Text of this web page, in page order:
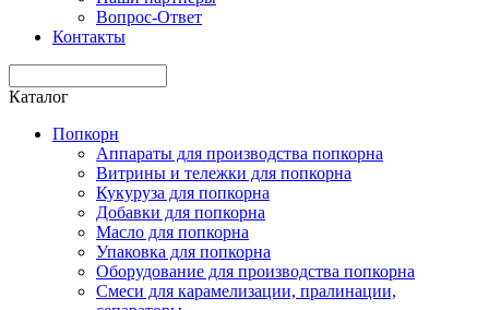
Вопрос-Ответ
Контакты
Каталог
Попкорн
Аппараты для производства попкорна
Витрины и тележки для попкорна
Кукуруза для попкорна
Добавки для попкорна
Масло для попкорна
Упаковка для попкорна
Оборудование для производства попкорна
Смеси для карамелизации, пралинации,